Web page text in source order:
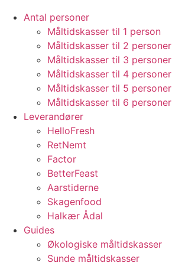
Antal personer
Måltidskasser til 1 person
Måltidskasser til 2 personer
Måltidskasser til 3 personer
Måltidskasser til 4 personer
Måltidskasser til 5 personer
Måltidskasser til 6 personer
Leverandører
HelloFresh
RetNemt
Factor
BetterFeast
Aarstiderne
Skagenfood
Halkær Ådal
Guides
Økologiske måltidskasser
Sunde måltidskasser